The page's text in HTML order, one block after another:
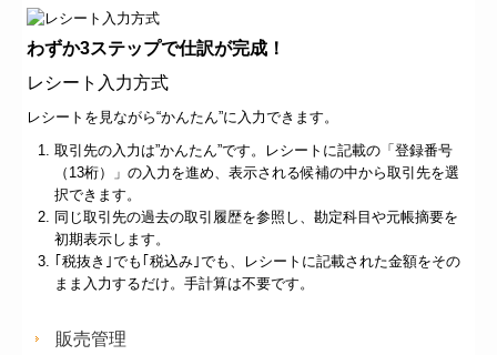
わずか3ステップで仕訳が完成！
レシート入力方式
レシートを見ながら“かんたん”に入力できます。
取引先の入力は”かんたん”です。レシートに記載の「登録番号
（13桁）」の入力を進め、表示される候補の中から取引先を選
択できます。
同じ取引先の過去の取引履歴を参照し、勘定科目や元帳摘要を
初期表示します。
｢税抜き｣でも｢税込み｣でも、レシートに記載された金額をその
まま入力するだけ。手計算は不要です。
販売管理